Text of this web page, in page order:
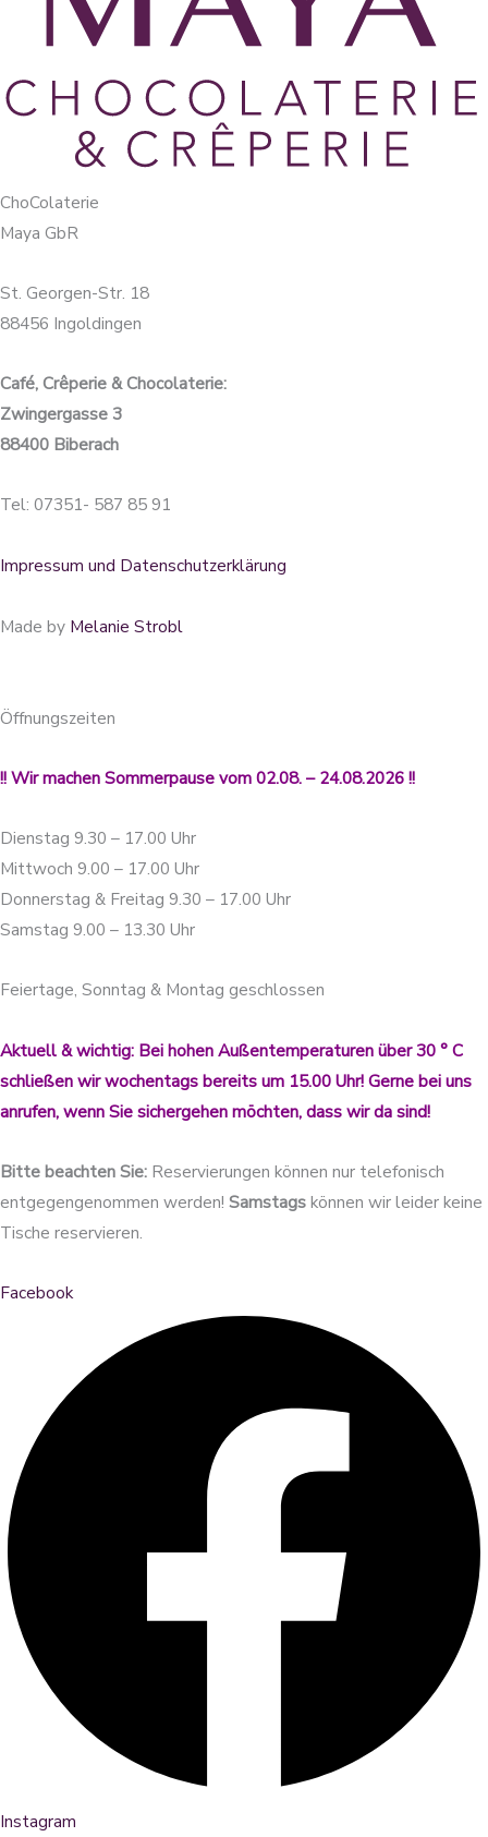
ChoColaterie
Maya GbR
St. Georgen-Str. 18
88456 Ingoldingen
Café, Crêperie & Chocolaterie:
Zwingergasse 3
88400 Biberach
Tel: 07351- 587 85 91
Impressum und Datenschutzerklärung
Made by Melanie Strobl
Öffnungszeiten
!! Wir machen Sommerpause vom 02.08. – 24.08.2026 !!
Dienstag 9.30 – 17.00 Uhr
Mittwoch 9.00 – 17.00 Uhr
Donnerstag & Freitag 9.30 – 17.00 Uhr
Samstag 9.00 – 13.30 Uhr
Feiertage, Sonntag & Montag geschlossen
Aktuell & wichtig: Bei hohen Außentemperaturen über 30 ° C
schließen wir wochentags bereits um 15.00 Uhr! Gerne bei uns
anrufen, wenn Sie sichergehen möchten, dass wir da sind!
Bitte beachten Sie: Reservierungen können nur telefonisch
entgegengenommen werden! Samstagskönnen wir leider keine
Tische reservieren.
Facebook
Instagram